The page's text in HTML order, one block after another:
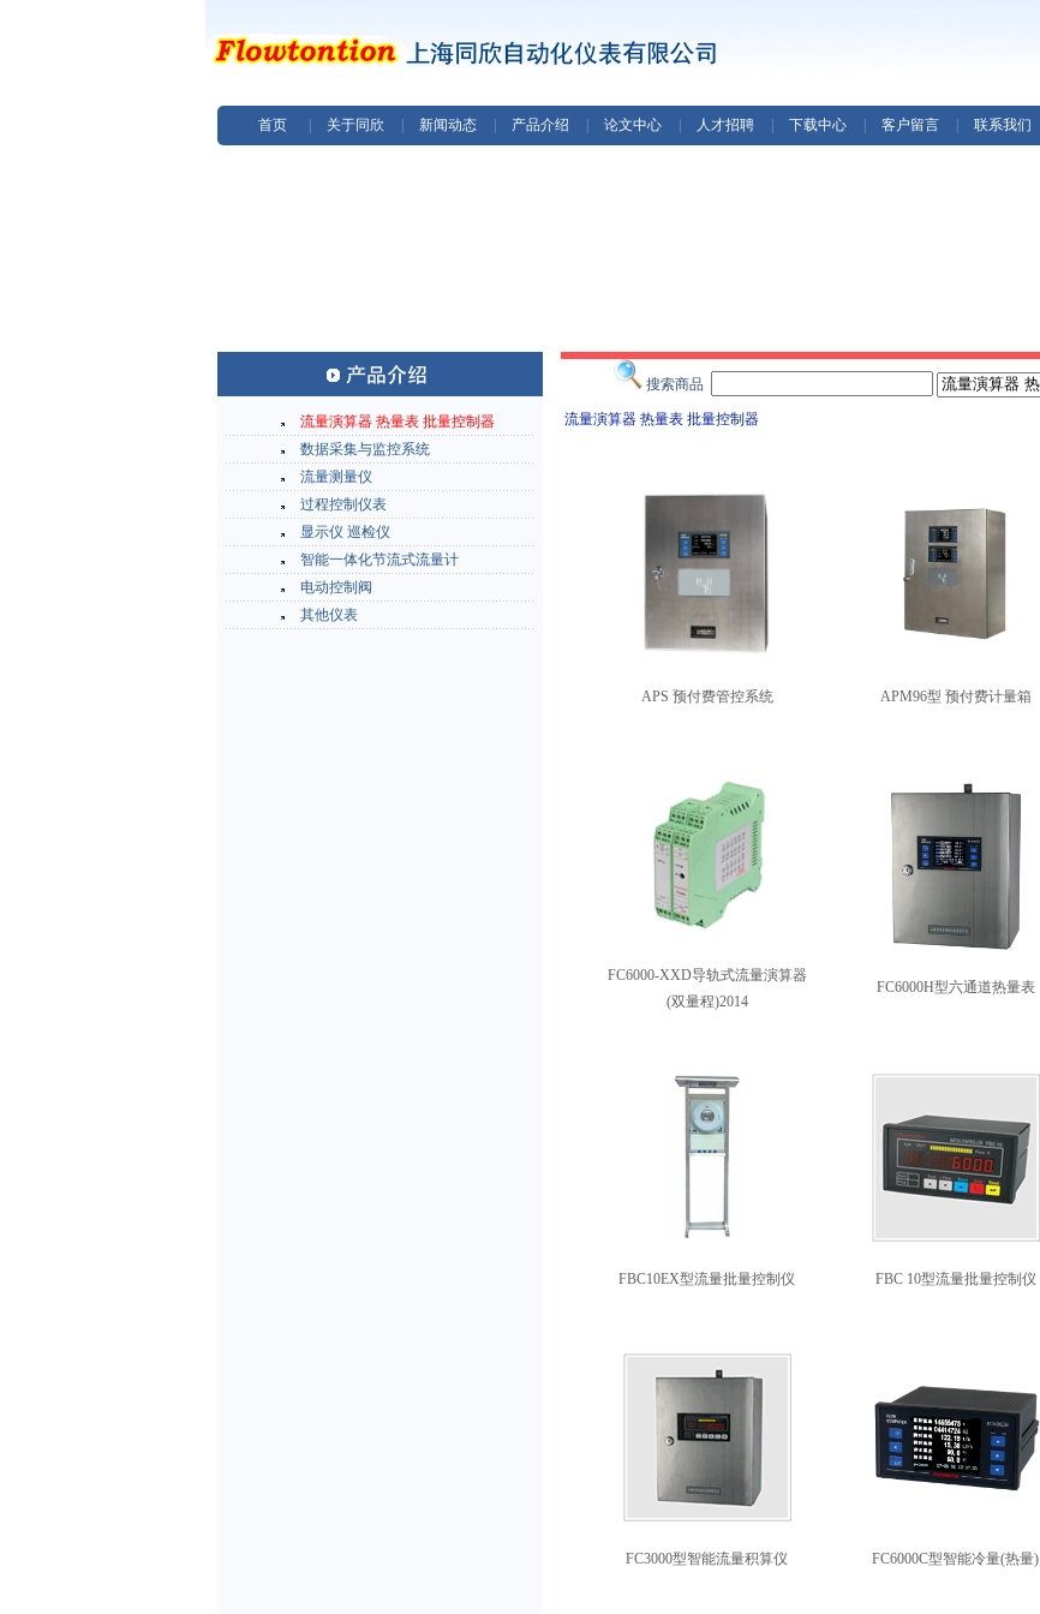
首页 关于同欣 新闻动态 产品介绍 论文中心 人才招聘 下载中心 客户留言 联系我们
流量演算器 热量表 批量控制器
数据采集与监控系统
流量测量仪
过程控制仪表
显示仪 巡检仪
智能一体化节流式流量计
电动控制阀
其他仪表
搜索商品
流量演算器 热量表 批量控制器
APS 预付费管控系统 APM96型 预付费计量箱
FC6000-XXD导轨式流量演算器
(双量程)2014
FC6000H型六通道热量表
FBC10EX型流量批量控制仪 FBC 10型流量批量控制仪
FC3000型智能流量积算仪 FC6000C型智能冷量(热量)